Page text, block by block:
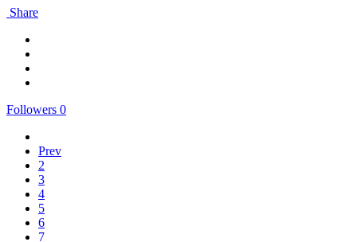
Share
Followers 0
Prev
2
3
4
5
6
7